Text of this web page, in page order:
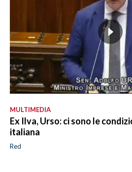
MULTIMEDIA
Ex Ilva, Urso: ci sono le
italiana
Red